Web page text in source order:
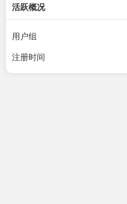
活跃概况
用户组
注册时间